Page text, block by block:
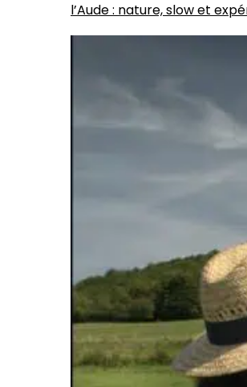
l’Aude : nature, slow et